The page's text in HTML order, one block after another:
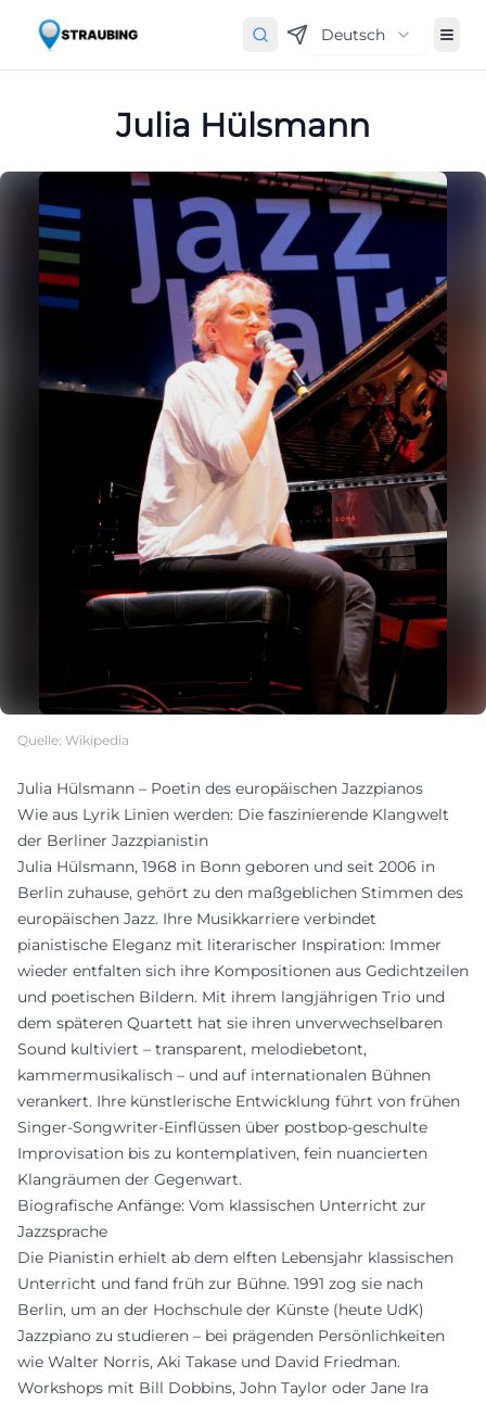
Deutsch
Julia Hülsmann
Quelle: Wikipedia
Julia Hülsmann – Poetin des europäischen Jazzpianos
Wie aus Lyrik Linien werden: Die faszinierende Klangwelt
der Berliner Jazzpianistin
Julia Hülsmann, 1968 in Bonn geboren und seit 2006 in
Berlin zuhause, gehört zu den maßgeblichen Stimmen des
europäischen Jazz. Ihre Musikkarriere verbindet
pianistische Eleganz mit literarischer Inspiration: Immer
wieder entfalten sich ihre Kompositionen aus Gedichtzeilen
und poetischen Bildern. Mit ihrem langjährigen Trio und
dem späteren Quartett hat sie ihren unverwechselbaren
Sound kultiviert – transparent, melodiebetont,
kammermusikalisch – und auf internationalen Bühnen
verankert. Ihre künstlerische Entwicklung führt von frühen
Singer-Songwriter-Einflüssen über postbop-geschulte
Improvisation bis zu kontemplativen, fein nuancierten
Klangräumen der Gegenwart.
Biografische Anfänge: Vom klassischen Unterricht zur
Jazzsprache
Die Pianistin erhielt ab dem elften Lebensjahr klassischen
Unterricht und fand früh zur Bühne. 1991 zog sie nach
Berlin, um an der Hochschule der Künste (heute UdK)
Jazzpiano zu studieren – bei prägenden Persönlichkeiten
wie Walter Norris, Aki Takase und David Friedman.
Workshops mit Bill Dobbins, John Taylor oder Jane Ira